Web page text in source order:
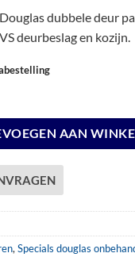
dubbele deur
deurbeslag en kozijn.
AAN
, Specials douglas